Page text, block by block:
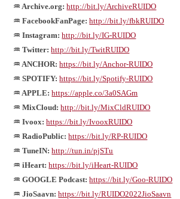
♒ Archive.org: http://bit.ly/ArchiveRUIDO
♒ FacebookFanPage: http://bit.ly/fbkRUIDO
♒ Instagram:http://bit.ly/IG-RUIDO
♒ Twitter: http://bit.ly/TwitRUIDO
♒ ANCHOR: https://bit.ly/Anchor-RUIDO
♒ SPOTIFY: https://bit.ly/Spotify-RUIDO
♒ APPLE: https://apple.co/3a0SAGm
♒ MixCloud: http://bit.ly/MixCldRUIDO
♒ Ivoox: https://bit.ly/IvooxRUIDO
♒ RadioPublic: https://bit.ly/RP-RUIDO
♒ TuneIN: http://tun.in/pjSTu
♒ iHeart: https://bit.ly/iHeart-RUIDO
♒ GOOGLE Podcast: https://bit.ly/Goo-RUIDO
♒ JioSaavn: https://bit.ly/RUIDO2022JioSaavn